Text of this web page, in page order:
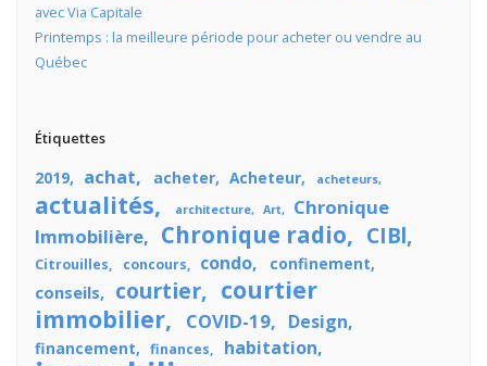
avec Via Capitale
Printemps : la meilleure période pour acheter ou vendre au
Québec
Étiquettes
2019 achat acheter Acheteur acheteurs
actualités architecture Art
Chronique
Immobilière
Chronique radio CIBl
Citrouilles concours condo confinement
conseils courtier
courtier
immobilier
COVID-19 Design
financement finances habitation